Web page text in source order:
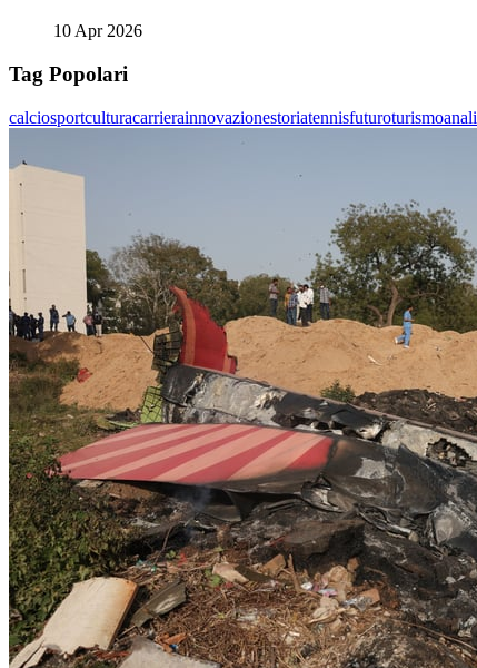
10 Apr 2026
Tag Popolari
calciosportculturacarrierainnovazionestoriatennisfuturoturismo